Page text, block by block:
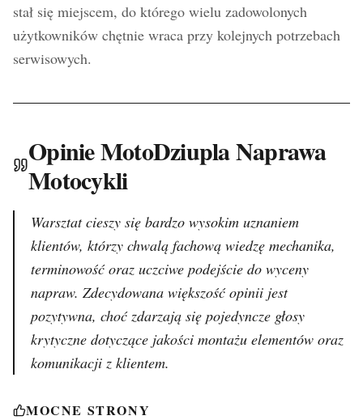
stał się miejscem, do którego wielu zadowolonych
użytkowników chętnie wraca przy kolejnych potrzebach
serwisowych.
Opinie MotoDziupla Naprawa
Motocykli
Warsztat cieszy się bardzo wysokim uznaniem
klientów, którzy chwalą fachową wiedzę mechanika,
terminowość oraz uczciwe podejście do wyceny
napraw. Zdecydowana większość opinii jest
pozytywna, choć zdarzają się pojedyncze głosy
krytyczne dotyczące jakości montażu elementów oraz
komunikacji z klientem.
MOCNE STRONY